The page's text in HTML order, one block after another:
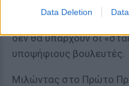
Data Deletion
αναμένεται να
δεν θα υπάρχουν οι
υποψήφιους βουλευτές.
Μιλώντας στο Πρώτο